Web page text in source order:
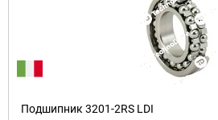
Подшипник 3201-2RS LDI